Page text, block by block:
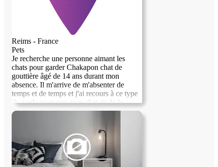
Reims - France
Pets
Je recherche une personne aimant les
chats pour garder Chakapon chat de
gouttière âgé de 14 ans durant mon
absence. Il m'arrive de m'absenter de
temps et de temps et j'ai recours à ce type
de garde pour que mon chat ait de la
compagnie. J'habite dans un appartement
de Reims, des transports en commun et